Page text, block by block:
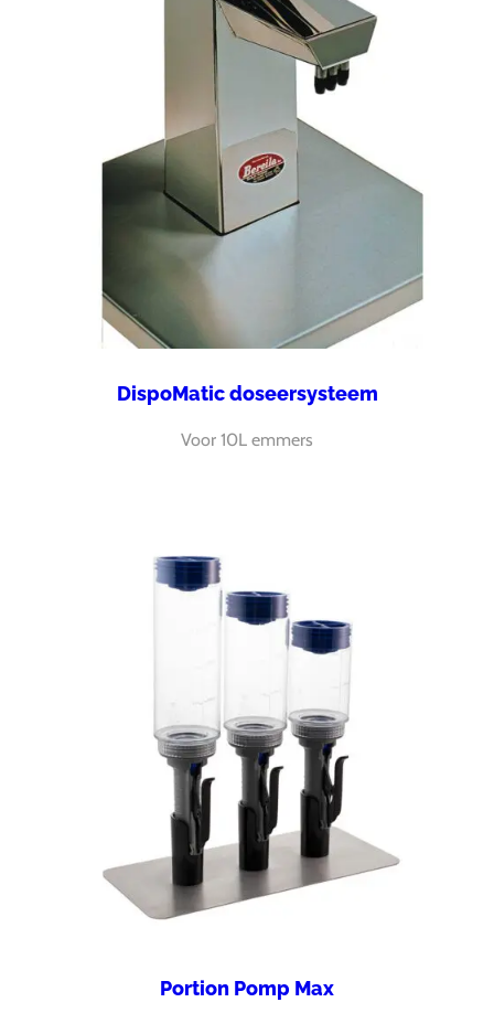
DispoMatic doseersysteem
Voor 10L emmers
Portion Pomp Max